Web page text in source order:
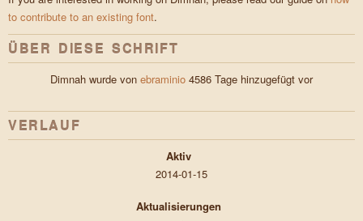
to contribute to an existing font.
ÜBER DIESE SCHRIFT
Dimnah wurde von ebraminio 4586 Tage hinzugefügt vor
VERLAUF
Aktiv
2014-01-15
Aktualisierungen